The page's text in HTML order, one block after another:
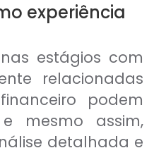
experiência
estágios com
relacionadas
podem
mesmo assim,
detalhada e